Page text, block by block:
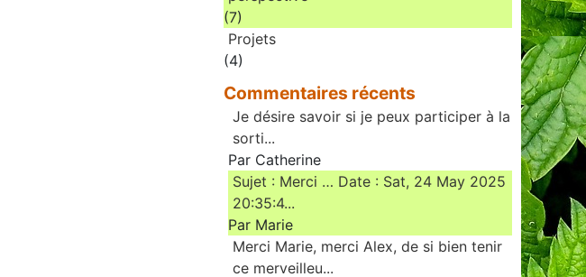
(7)
Projets
(4)
Commentaires récents
Je désire savoir si je peux participer à la
sorti...
Par Catherine
Sujet : Merci … Date : Sat, 24 May 2025
20:35:4...
Par Marie
Merci Marie, merci Alex, de si bien tenir
ce merveilleu...